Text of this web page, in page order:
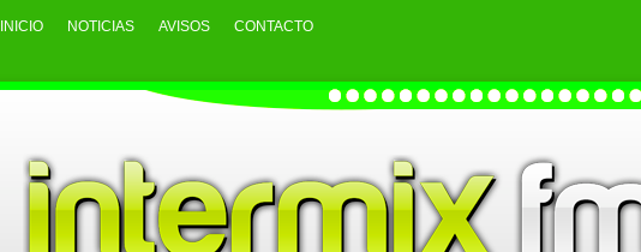
INICIO NOTICIAS AVISOS CONTACTO